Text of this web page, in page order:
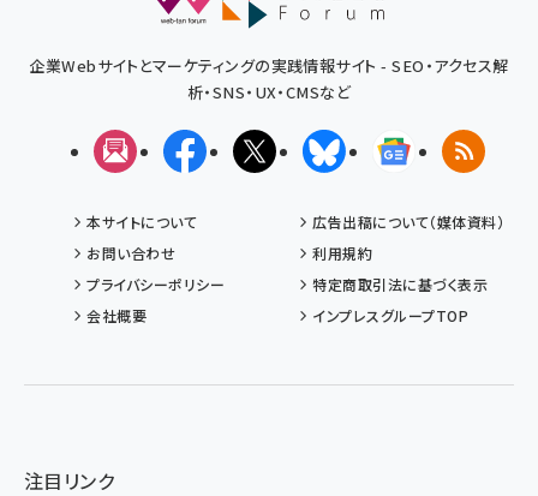
企業Webサイトとマーケティングの実践情報サイト - SEO・アクセス解
析・SNS・UX・CMSなど
メルマガFacebookX(エックス)BlueskyGoogleニュ
RSS
本サイトについて
広告出稿について（媒体資料）
お問い合わせ
利用規約
プライバシーポリシー
特定商取引法に基づく表示
会社概要
インプレスグループTOP
注目リンク